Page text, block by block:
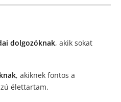
dolgozóknak, akik sokat
, akiknek fontos a
élettartam.